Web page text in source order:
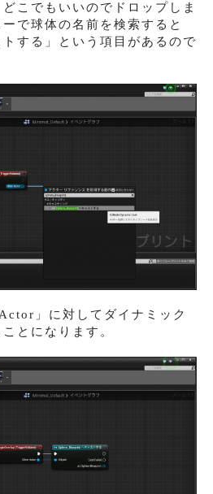
こでもいいのでドロップしま
で球体の名前を検索すると
トする」という項目があるので
」に対してダイナミック
とになります。